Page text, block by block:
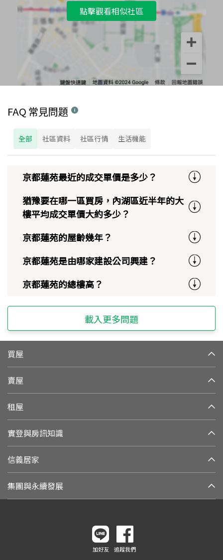
點擊觀看相似社區
FAQ 常見問題
全部 社區資料 社區行情 生活機能
京都蓮苑最近的成交單價是多少？
猶豫要在哪一區買房，內湖區近半年的大
樓平均成交單價大約多少？
京都蓮苑的屋齡幾年？
京都蓮苑是由哪家建設公司興建？
京都蓮苑的總樓高？
載入更多問題
買屋
賣屋
租屋
實登與房訊知識
信義居家
集團與永續發展
加好友 追蹤我們